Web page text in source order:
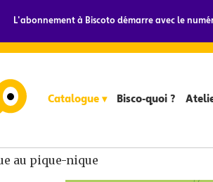
L'abonnement à Biscoto démarre avec le
Catalogue ▾ Bisco-quoi ?
au pique-nique